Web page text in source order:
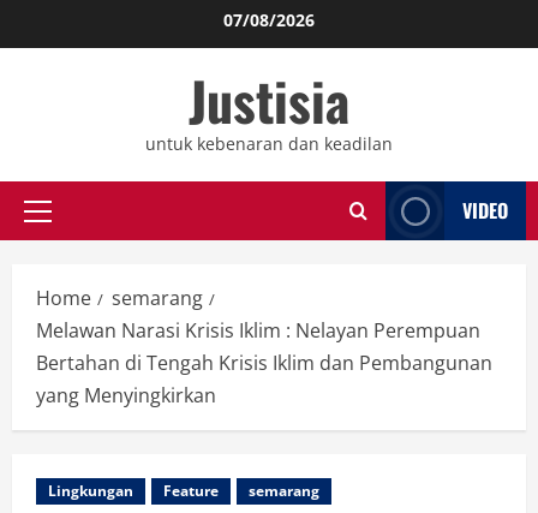
to
07/08/2026
Justisia
untuk kebenaran dan keadilan
Primary
VIDEO
Home
semarang
Melawan Narasi Krisis Iklim : Nelayan Perempuan
Bertahan di Tengah Krisis Iklim dan Pembangunan
yang Menyingkirkan
Lingkungan Feature semarang